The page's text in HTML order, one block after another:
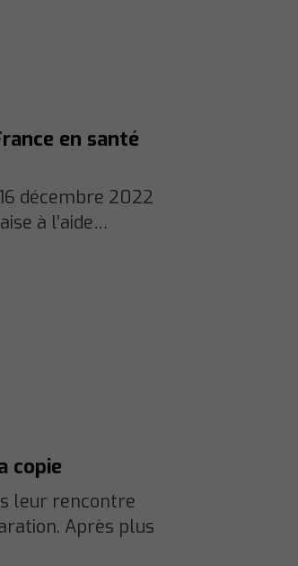
en santé
décembre 2022
à l’aide…
copie
leur rencontre
Après plus